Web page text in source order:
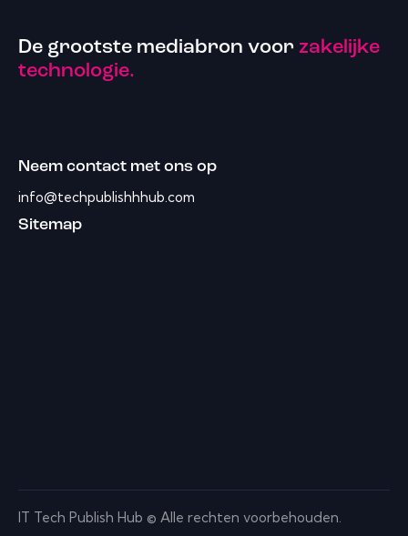
De grootste mediabron voor zakelijke
technologie.
Neem contact met ons op
info@techpublishhhub.com
Sitemap
IT Tech Publish Hub © Alle rechten voorbehouden.